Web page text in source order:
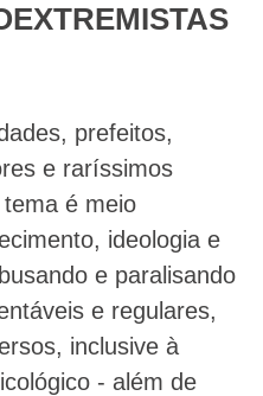
prefeitos,
e raríssimos
é meio
ideologia e
e paralisando
e regulares,
inclusive à
- além de